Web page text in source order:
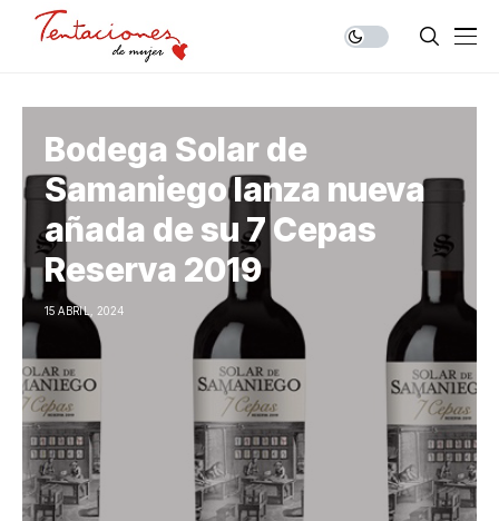
Bodega Solar de
Samaniego lanza nueva
añada de su 7 Cepas
Reserva 2019
15 ABRIL, 2024